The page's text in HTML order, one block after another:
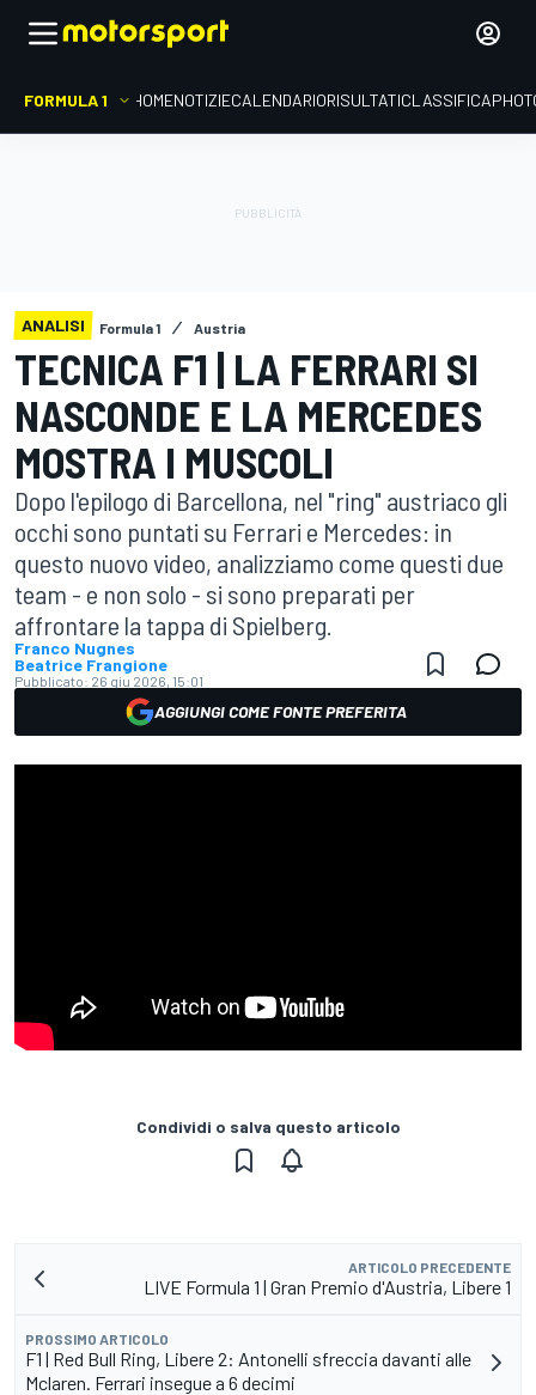
FORMULA 1 HOMENOTIZIECALENDARIORISULTATICLASSIFICA
ANALISI Formula 1 Austria
TECNICA F1 | LA FERRARI SI
NASCONDE E LA MERCEDES
MOSTRA I MUSCOLI
Dopo l'epilogo di Barcellona, nel "ring" austriaco gli
occhi sono puntati su Ferrari e Mercedes: in
questo nuovo video, analizziamo come questi due
team - e non solo - si sono preparati per
affrontare la tappa di Spielberg.
Franco Nugnes
Beatrice Frangione
Pubblicato: 26 giu 2026, 15:01
AGGIUNGI COME FONTE PREFERITA
Condividi o salva questo articolo
ARTICOLO PRECEDENTE
LIVE Formula 1 | Gran Premio d'Austria, Libere 1
PROSSIMO ARTICOLO
F1 | Red Bull Ring, Libere 2: Antonelli sfreccia davanti alle
Mclaren. Ferrari insegue a 6 decimi